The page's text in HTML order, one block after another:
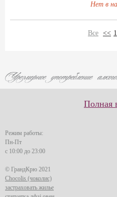
Нет в
Все << 1
Полная
Режим работы:
Пн-Пт
с 10:00 до 23:00
© ГрандКрю 2021
Chocolis (чоколис)
застраховать жилье